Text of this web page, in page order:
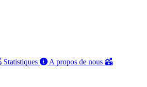
Statistiques
A propos de nous